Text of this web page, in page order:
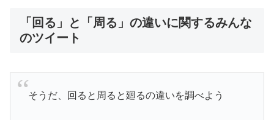
「回る」と「周る」の違いに関するみんな
のツイート
そうだ、回ると周ると廻るの違いを調べよう